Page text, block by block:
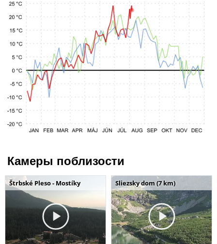
Камеры поблизости
Štrbské Pleso - Mostíky Sliezsky dom (7 km)